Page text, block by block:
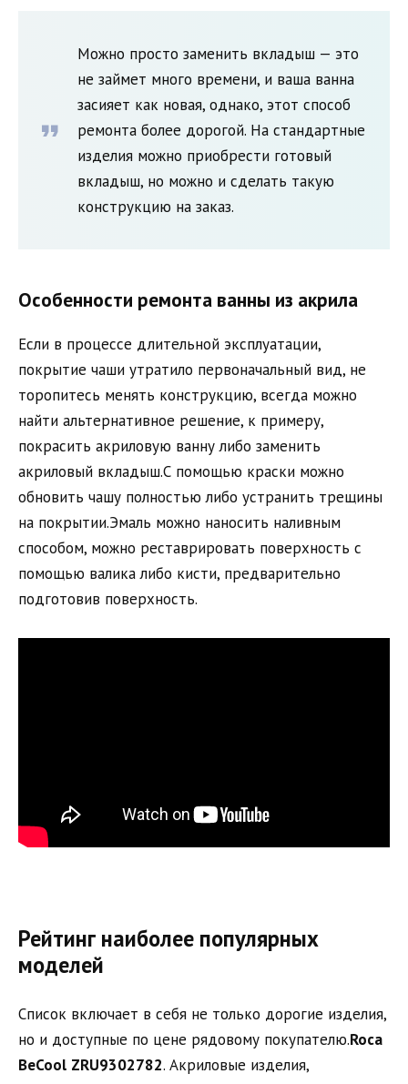
Можно просто заменить вкладыш — это
не займет много времени, и ваша ванна
засияет как новая, однако, этот способ
ремонта более дорогой. На стандартные
изделия можно приобрести готовый
вкладыш, но можно и сделать такую
конструкцию на заказ.
Особенности ремонта ванны из акрила
Если в процессе длительной эксплуатации,
покрытие чаши утратило первоначальный вид, не
торопитесь менять конструкцию, всегда можно
найти альтернативное решение, к примеру,
покрасить акриловую ванну либо заменить
акриловый вкладыш.С помощью краски можно
обновить чашу полностью либо устранить трещины
на покрытии.Эмаль можно наносить наливным
способом, можно реставрировать поверхность с
помощью валика либо кисти, предварительно
подготовив поверхность.
Рейтинг наиболее популярных
моделей
Список включает в себя не только дорогие изделия,
но и доступные по цене рядовому покупателю.Roca
BeCool ZRU9302782. Акриловые изделия,